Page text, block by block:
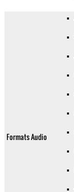
Formats Audio